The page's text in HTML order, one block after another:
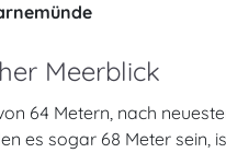
Meerblick
64 Metern, nach
es sogar 68 Meter sein,